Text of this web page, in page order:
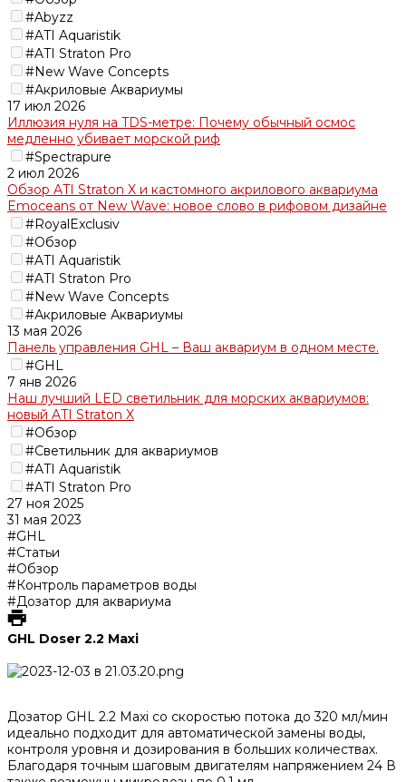
#Abyzz
#ATI Aquaristik
#ATI Straton Pro
#New Wave Concepts
#Акриловые Аквариумы
17 июл 2026
Иллюзия нуля на TDS-метре: Почему обычный осмос
медленно убивает морской риф
#Spectrapure
2 июл 2026
Обзор ATI Straton X и кастомного акрилового аквариума
Emoceans от New Wave: новое слово в рифовом дизайне
#RoyalExclusiv
#Обзор
#ATI Aquaristik
#ATI Straton Pro
#New Wave Concepts
#Акриловые Аквариумы
13 мая 2026
Панель управления GHL – Ваш аквариум в одном месте.
#GHL
7 янв 2026
Наш лучший LED светильник для морских аквариумов:
новый ATI Straton X
#Обзор
#Светильник для аквариумов
#ATI Aquaristik
#ATI Straton Pro
27 ноя 2025
31 мая 2023
#GHL
#Статьи
#Обзор
#Контроль параметров воды
#Дозатор для аквариума
GHL Doser 2.2 Maxi
Дозатор GHL 2.2 Maxi со скоростью потока до 320 мл/мин
идеально подходит для автоматической замены воды,
контроля уровня и дозирования в больших количествах.
Благодаря точным шаговым двигателям напряжением 24 В